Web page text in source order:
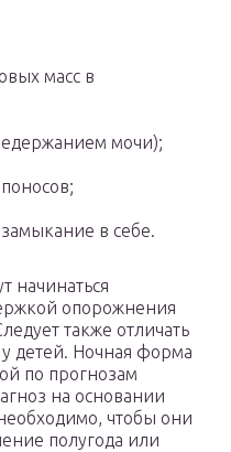
масс в
мочи);
в себе.
начинаться
опорожнения
также отличать
детей. Ночная форма
по прогнозам
на основании
чтобы они
полугода или